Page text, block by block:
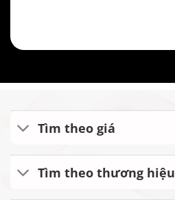
Tìm theo giá
Tìm theo thương hiệu